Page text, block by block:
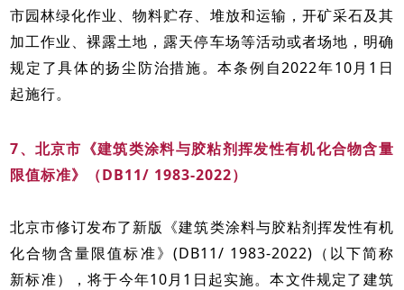
市园林绿化作业、物料贮存、堆放和运输，开矿采石及其
加工作业、裸露土地，露天停车场等活动或者场地，明确
规定了具体的扬尘防治措施。本条例自2022年10月1日
起施行。
7、北京市《建筑类涂料与胶粘剂挥发性有机化合物含量
限值标准》（DB11/ 1983-2022）
北京市修订发布了新版《建筑类涂料与胶粘剂挥发性有机
化合物含量限值标准》(DB11/ 1983-2022)（以下简称
新标准），将于今年10月1日起实施。本文件规定了建筑